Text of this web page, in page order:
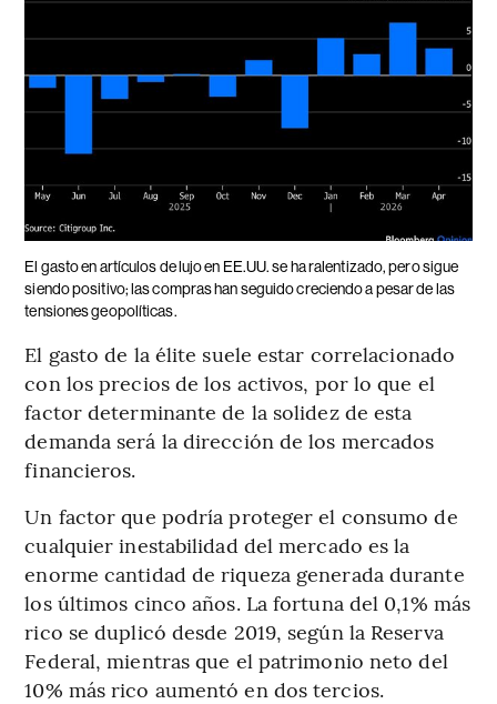
El gasto en artículos de lujo en EE.UU. se ha ralentizado, pero sigue
siendo positivo; las compras han seguido creciendo a pesar de las
tensiones geopolíticas.
El gasto de la élite suele estar correlacionado
con los precios de los activos, por lo que el
factor determinante de la solidez de esta
demanda será la dirección de los mercados
financieros.
Un factor que podría proteger el consumo de
cualquier inestabilidad del mercado es la
enorme cantidad de riqueza generada durante
los últimos cinco años. La fortuna del 0,1% más
rico se duplicó desde 2019, según la Reserva
Federal, mientras que el patrimonio neto del
10% más rico aumentó en dos tercios.